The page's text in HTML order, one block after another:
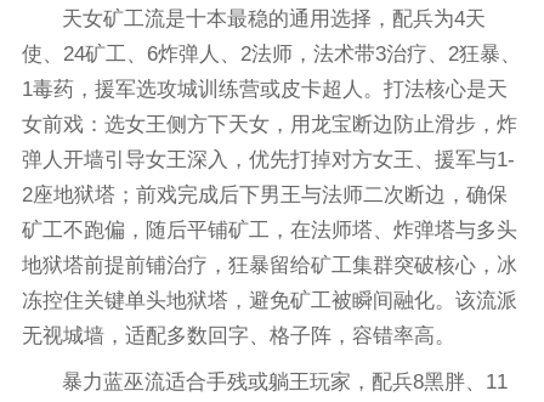
天女矿工流是十本最稳的通用选择，配兵为4天
使、24矿工、6炸弹人、2法师，法术带3治疗、2狂暴、
1毒药，援军选攻城训练营或皮卡超人。打法核心是天
女前戏：选女王侧方下天女，用龙宝断边防止滑步，炸
弹人开墙引导女王深入，优先打掉对方女王、援军与1-
2座地狱塔；前戏完成后下男王与法师二次断边，确保
矿工不跑偏，随后平铺矿工，在法师塔、炸弹塔与多头
地狱塔前提前铺治疗，狂暴留给矿工集群突破核心，冰
冻控住关键单头地狱塔，避免矿工被瞬间融化。该流派
无视城墙，适配多数回字、格子阵，容错率高。
暴力蓝巫流适合手残或躺王玩家，配兵8黑胖、11